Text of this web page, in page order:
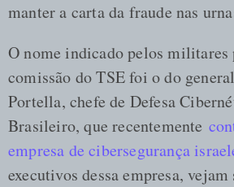
manter a carta da fraude nas
O nome indicado pelos militares
comissão do TSE foi o do
Portella, chefe de Defesa
Brasileiro, que recentemente
empresa de cibersegurança
executivos dessa empresa,